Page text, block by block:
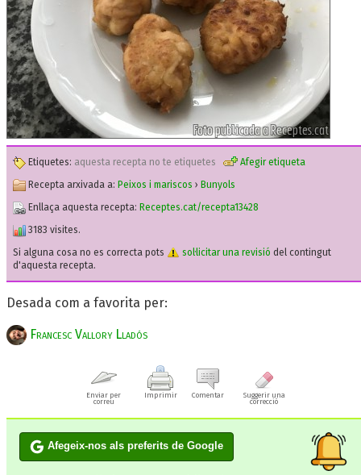
Etiquetes: aquesta recepta no te etiquetes
Afegir etiqueta
Recepta arxivada a: Peixos i mariscos › Bunyols
Enllaça aquesta recepta: Receptes.cat/recepta13428
3183 visites.
Si alguna cosa no es correcta pots
sol·licitar una revisió del contingut
d'aquesta recepta.
Desada com a favorita per:
Francesc Vallory Lladós
Enviar per
correu
Imprimir Comentar
Suggerir una
correcció
Afegeix-nos als preferits de Google